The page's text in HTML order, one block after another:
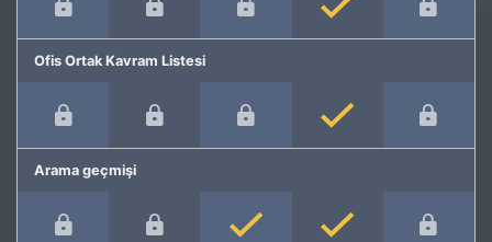
Ofis Ortak Kavram Listesi
Arama geçmişi